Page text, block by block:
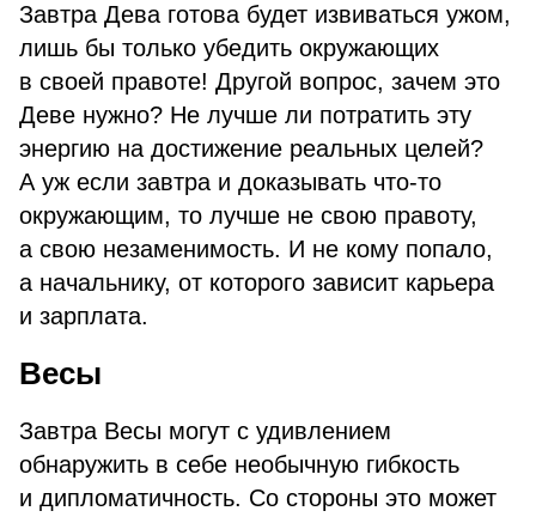
Завтра Дева готова будет извиваться ужом,
лишь бы только убедить окружающих
в своей правоте! Другой вопрос, зачем это
Деве нужно? Не лучше ли потратить эту
энергию на достижение реальных целей?
А уж если завтра и доказывать что-то
окружающим, то лучше не свою правоту,
а свою незаменимость. И не кому попало,
а начальнику, от которого зависит карьера
и зарплата.
Весы
Завтра Весы могут с удивлением
обнаружить в себе необычную гибкость
и дипломатичность. Со стороны это может